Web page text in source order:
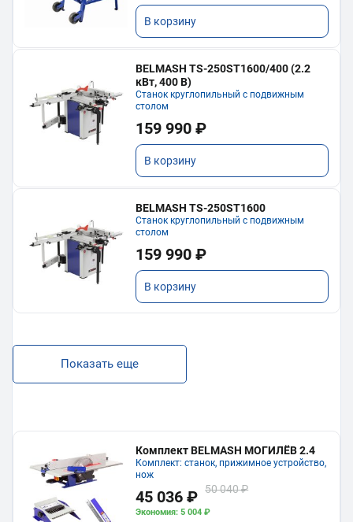
В корзину
BELMASH TS-250ST1600/400 (2.2
кВт, 400 В)
Станок круглопильный с подвижным
столом
159 990 ₽
В корзину
BELMASH TS-250ST1600
Станок круглопильный с подвижным
столом
159 990 ₽
В корзину
Показать еще
Комплект BELMASH МОГИЛЁВ 2.4
Комплект: станок, прижимное устройство,
нож
45 036 ₽ 50 040 ₽
Экономия: 5 004 ₽